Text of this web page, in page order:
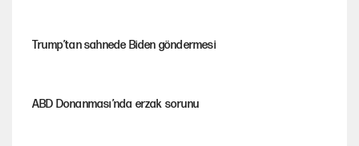
Trump’tan sahnede Biden göndermesi
ABD Donanması’nda erzak sorunu